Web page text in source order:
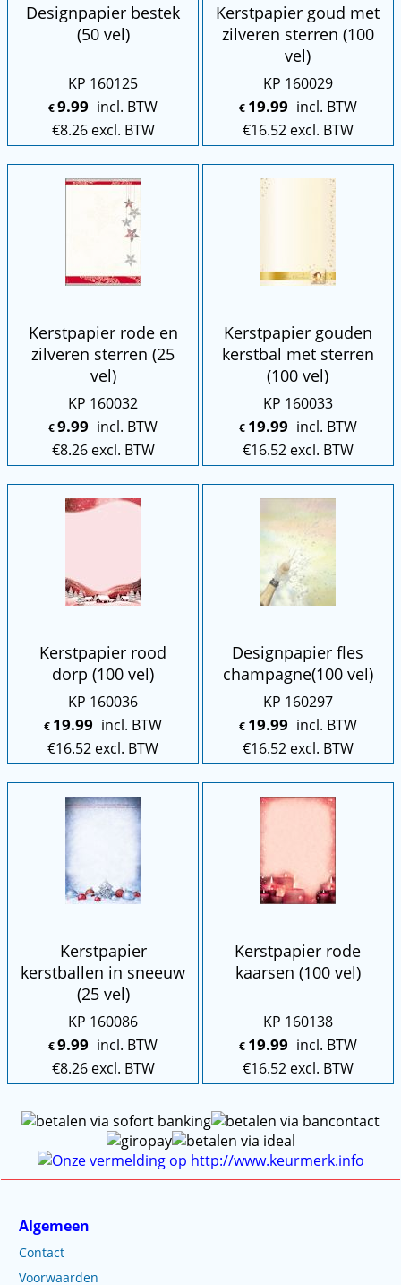
Designpapier bestek
(50 vel)
KP 160125
€9.99 incl. BTW
€8.26 excl. BTW
Kerstpapier goud met
zilveren sterren (100
vel)
KP 160029
€ 19.99 incl. BTW
€16.52 excl. BTW
Kerstpapier rode en
zilveren sterren (25
vel)
KP 160032
€9.99 incl. BTW
€8.26 excl. BTW
Kerstpapier gouden
kerstbal met sterren
(100 vel)
KP 160033
€ 19.99 incl. BTW
€16.52 excl. BTW
Kerstpapier rood
dorp (100 vel)
KP 160036
€ 19.99 incl. BTW
€16.52 excl. BTW
Designpapier fles
champagne(100 vel)
KP 160297
€ 19.99 incl. BTW
€16.52 excl. BTW
Kerstpapier
kerstballen in sneeuw
(25 vel)
KP 160086
€9.99 incl. BTW
€8.26 excl. BTW
Kerstpapier rode
kaarsen (100 vel)
KP 160138
€ 19.99 incl. BTW
€16.52 excl. BTW
Algemeen
Contact
Voorwaarden